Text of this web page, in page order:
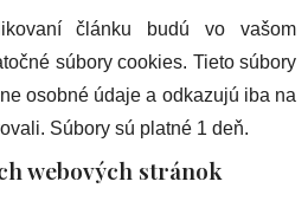
článku budú vo vašom
súbory cookies. Tieto súbory
osobné údaje a odkazujú iba na
Súbory sú platné 1 deň.
webových stránok